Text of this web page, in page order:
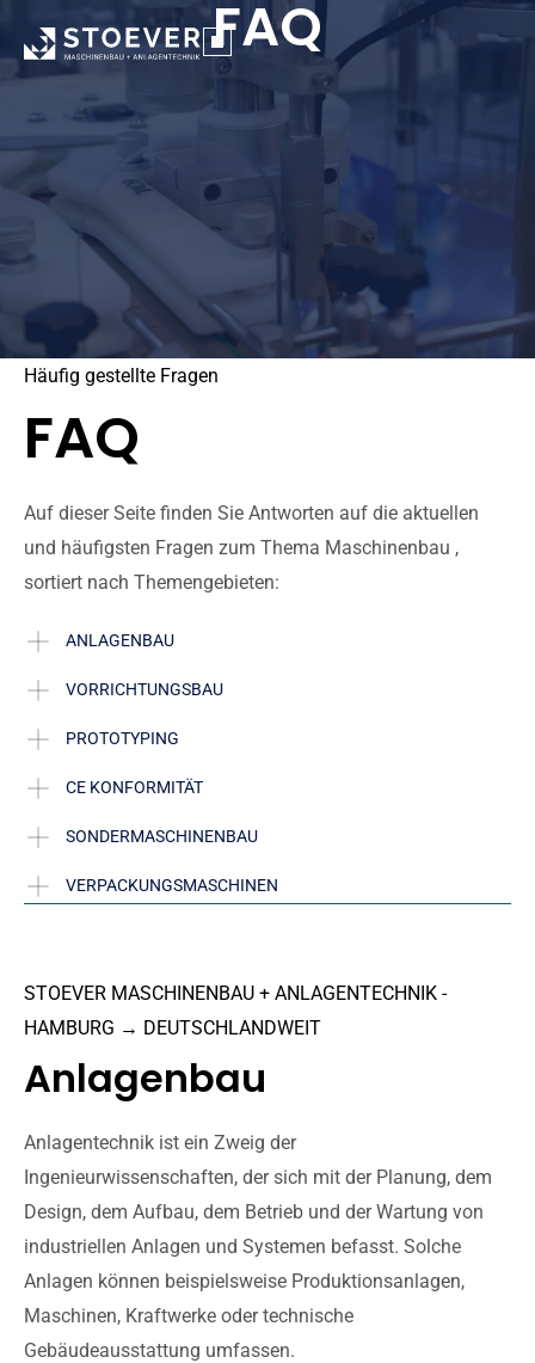
FAQ
Häufig gestellte Fragen
FAQ
Auf dieser Seite finden Sie Antworten auf die aktuellen
und häufigsten Fragen zum Thema Maschinenbau ,
sortiert nach Themengebieten:
ANLAGENBAU
VORRICHTUNGSBAU
PROTOTYPING
CE KONFORMITÄT
SONDERMASCHINENBAU
VERPACKUNGSMASCHINEN
STOEVER MASCHINENBAU + ANLAGENTECHNIK -
HAMBURG → DEUTSCHLANDWEIT
Anlagenbau
Anlagentechnik ist ein Zweig der
Ingenieurwissenschaften, der sich mit der Planung, dem
Design, dem Aufbau, dem Betrieb und der Wartung von
industriellen Anlagen und Systemen befasst. Solche
Anlagen können beispielsweise Produktionsanlagen,
Maschinen, Kraftwerke oder technische
Gebäudeausstattung umfassen.